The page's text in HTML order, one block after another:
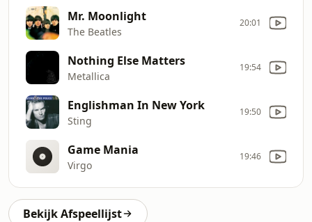
Mr. Moonlight
The Beatles
20:01
Nothing Else Matters
Metallica
19:54
Englishman In New York
Sting
19:50
Game Mania
Virgo
19:46
Bekijk Afspeellijst